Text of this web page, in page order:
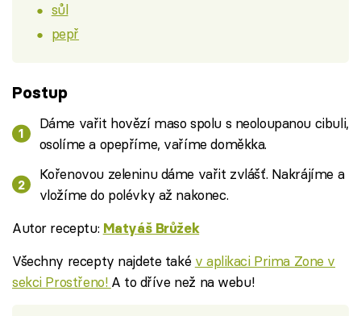
sůl
pepř
Postup
Dáme vařit hovězí maso spolu s neoloupanou cibuli,
osolíme a opepříme, vaříme doměkka.
Kořenovou zeleninu dáme vařit zvlášť. Nakrájíme a
vložíme do polévky až nakonec.
Autor receptu: Matyáš Brůžek
Všechny recepty najdete také v aplikaci Prima Zone v
sekci Prostřeno! A to dříve než na webu!